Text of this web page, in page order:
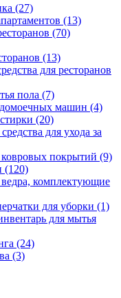
(27)
(13)
(70)
(13)
для ресторанов
пола (7)
машин (4)
(20)
для ухода за
ковровых покрытий (9)
(120)
комплектующие
для уборки (1)
для мытья
(24)
(3)